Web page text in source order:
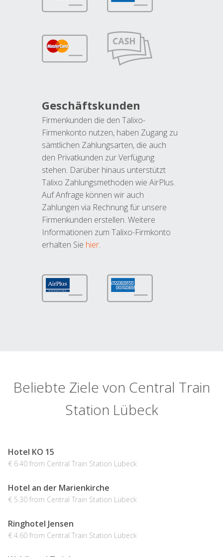
Geschäftskunden
Firmenkunden die den Talixo-
Firmenkonto nutzen, haben Zugang zu
sämtlichen Zahlungsarten, die auch
den Privatkunden zur Verfügung
stehen. Darüber hinaus unterstützt
Talixo Zahlungsmethoden wie AirPlus.
Auf Anfrage können wir auch
Zahlungen via Rechnung für unsere
Firmenkunden erstellen. Weitere
Informationen zum Talixo-Firmkonto
erhalten Sie hier.
Beliebte Ziele von Central Train
Station Lübeck
Hotel KO 15
€ 6.40 from Central Train Station Lübeck
Hotel an der Marienkirche
€ 5.30 from Central Train Station Lübeck
Ringhotel Jensen
€ 4.60 from Central Train Station Lübeck